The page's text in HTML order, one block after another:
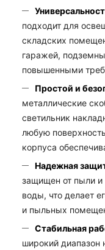
подходит для
складских
гаражей,
повышенными
Простой и
металлические
светильник
любую
корпуса
Надежная
защищен от пыли и
воды, что делает
и пыльных
Стабильная
широкий диапазон